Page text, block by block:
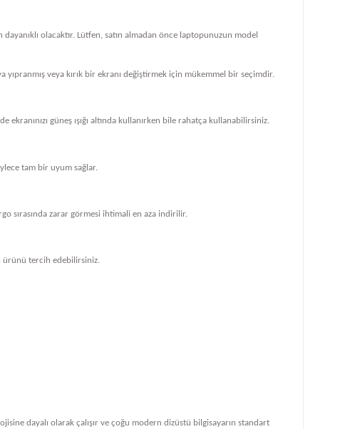
olacaktır. Lütfen, satın almadan önce laptopunuzun model
veya kırık bir ekranı değiştirmek için mükemmel bir seçimdir.
güneş ışığı altında kullanırken bile rahatça kullanabilirsiniz.
tam bir uyum sağlar.
sırasında zarar görmesi ihtimali en aza indirilir.
ürünü tercih edebilirsiniz.
dayalı olarak çalışır ve çoğu modern dizüstü bilgisayarın standart